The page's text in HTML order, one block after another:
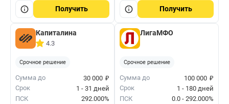
Получить Получить
Капиталина
4.3
Срочное решение
Сумма до 30 000 ₽
Срок
1 - 31 дней
ПСК
292.000%
ЛигаМФО
Срочное решение
Сумма до 100 000 ₽
Срок
1 - 180 дней
ПСК
0.0 - 292.000%